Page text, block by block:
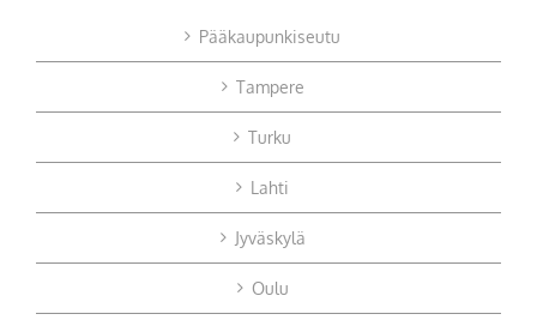
Pääkaupunkiseutu
Tampere
Turku
Lahti
Jyväskylä
Oulu